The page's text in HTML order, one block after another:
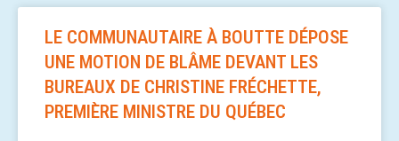
LE COMMUNAUTAIRE À BOUTTE DÉPOSE
UNE MOTION DE BLÂME DEVANT LES
BUREAUX DE CHRISTINE FRÉCHETTE,
PREMIÈRE MINISTRE DU QUÉBEC